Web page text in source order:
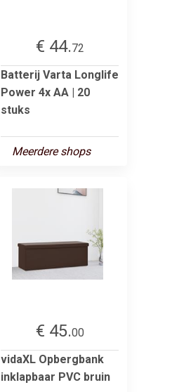
€ 44.72
Batterij Varta Longlife
Power 4x AA | 20
stuks
Meerdere shops
€ 45.00
vidaXL Opbergbank
inklapbaar PVC bruin